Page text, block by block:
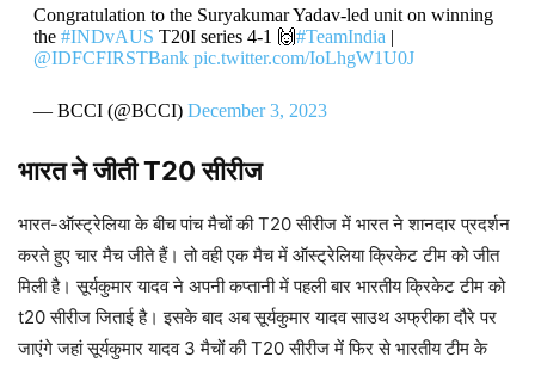
Congratulation to the Suryakumar Yadav-led unit on winning
the #INDvAUS T20I series 4-1 🙌#TeamIndia |
@IDFCFIRSTBank pic.twitter.com/IoLhgW1U0J
— BCCI (@BCCI) December 3, 2023
भारत ने जीती T20 सीरीज
भारत-ऑस्ट्रेलिया के बीच पांच मैचों की T20 सीरीज में भारत ने शानदार प्रदर्शन
करते हुए चार मैच जीते हैं। तो वही एक मैच में ऑस्ट्रेलिया क्रिकेट टीम को जीत
मिली है। सूर्यकुमार यादव ने अपनी कप्तानी में पहली बार भारतीय क्रिकेट टीम को
t20 सीरीज जिताई है। इसके बाद अब सूर्यकुमार यादव साउथ अफ्रीका दौरे पर
जाएंगे जहां सूर्यकुमार यादव 3 मैचों की T20 सीरीज में फिर से भारतीय टीम के